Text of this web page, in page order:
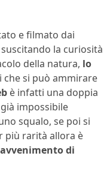
e filmato dai
suscitando la curiosità
della natura, lo
si può ammirare
è infatti una doppia
impossibile
squalo, se poi si
più rarità allora è
di